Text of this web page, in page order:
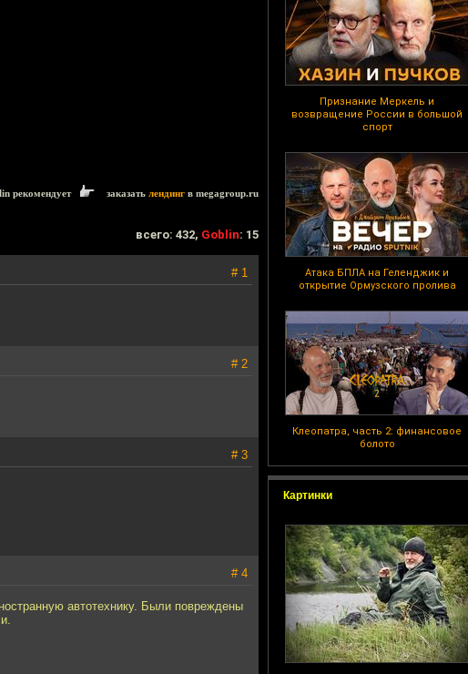
Признание Меркель и
возвращение России в большой
спорт
Атака БПЛА на Геленджик и
открытие Ормузского пролива
Клеопатра, часть 2: финансовое
болото
Картинки
рекомендует заказать лендинг в megagroup.ru
всего: 432, Goblin: 15
# 1
# 2
# 3
# 4
автотехнику. Были повреждены